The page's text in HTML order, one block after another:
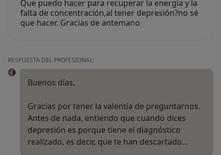
Que puedo hacer para recuperar la energía y la
falta de concentración,al tener depresión?no sé
que hacer. Gracias de antemano
RESPUESTA DEL PROFESIONAL:
Buenos días,
Gracias por tener la valentía de preguntarnos.
Antes de nada, entiendo que cuando dices
depresión es porque tiene el diagnóstico
realizado, es decir, que te han descartado…